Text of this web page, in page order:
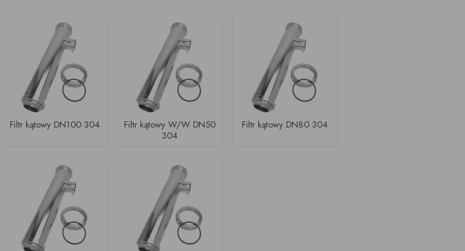
Filtr kątowy DN100 304
Filtr kątowy W/W DN50
304
Filtr kątowy DN80 304